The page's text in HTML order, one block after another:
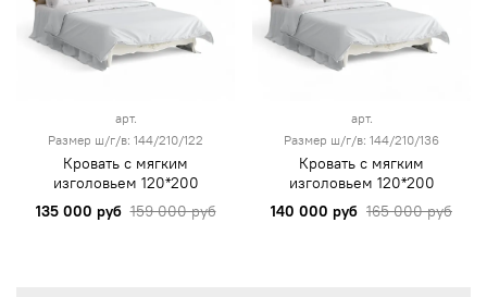
арт.
Размер ш/г/в: 144/210/122
Кровать с мягким
изголовьем 120*200
135 000 руб 159 000 руб
арт.
Размер ш/г/в: 144/210/136
Кровать с мягким
изголовьем 120*200
140 000 руб 165 000 руб